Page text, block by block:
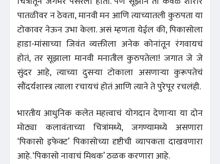
पातळीवर न ठेवता, मानवी मन आणि त्याच्यातली कुरुपता या
टोकावर नेऊन उभा केला. असं म्हणता येईल की, पिकासोला
हाडा-मांसाच्या जिवंत व्यक्तीला अनेक कोनांतून रंगवायचं
होतं, तर सूझाला मानवी मनातील कुरुपतेला! जगात जे जे
सुंदर आहे, त्याच्या दुसर्‍या टोकाला असणाऱ्या कुरूपतेचं
सौंदर्यशास्त्र त्याला रचायचं होतं आणि त्याने ते पुरेपूर रचलंही.
भारतीय आधुनिक कलेत महत्त्वाचं योगदान देणाऱ्या या दोन
मोठ्या कलावंताच्या चित्रांमध्ये, जगण्यामध्ये असणारा
‘पिकासो इफेक्ट’ पिकासोच्या दृष्टीची व्यापकता दाखवणारा
आहे. ‘पिकासो नावाचं मिथक’ ठळक करणारा आहे.